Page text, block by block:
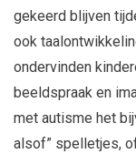
gekeerd blijven
ook
ondervinden
beeldspraak en
met autisme het
alsof” spelletjes,